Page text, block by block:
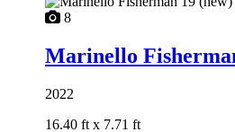
8
Marinello
2022
16.40 ft x 7.71 ft